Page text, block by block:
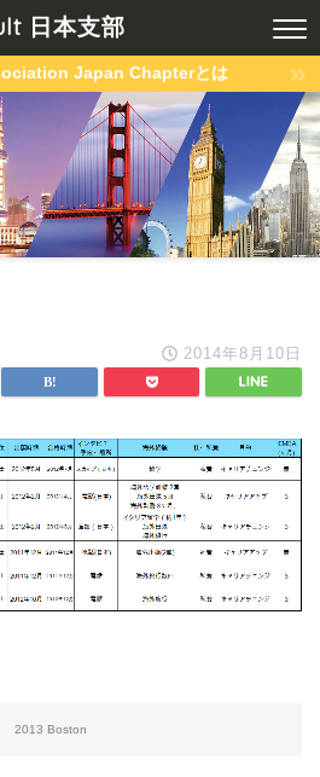
日本支部
Japan Chapterとは
2014年8月10日
2013 Boston